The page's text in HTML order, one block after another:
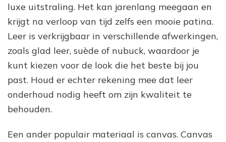
luxe uitstraling. Het kan jarenlang meegaan en
krijgt na verloop van tijd zelfs een mooie patina.
Leer is verkrijgbaar in verschillende afwerkingen,
zoals glad leer, suède of nubuck, waardoor je
kunt kiezen voor de look die het beste bij jou
past. Houd er echter rekening mee dat leer
onderhoud nodig heeft om zijn kwaliteit te
behouden.
Een ander populair materiaal is canvas. Canvas